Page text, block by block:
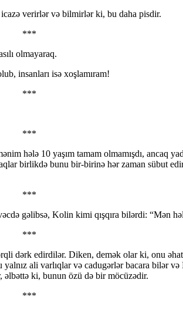
verirlər və bilmirlər ki, bu daha pisdir.
***
olmayaraq.
insanları isə xoşlamıram!
***
***
hələ 10 yaşım tamam olmamışdı, ancaq
birlikdə bunu bir-birinə hər zaman sübut
***
gəlibsə, Kolin kimi qışqıra bilərdi: “Mən
***
dərk edirdilər. Diken, demək olar ki, onu
ali varlıqlar və cadugərlər bacara bilər
əlbəttə ki, bunun özü də bir möcüzədir.
***